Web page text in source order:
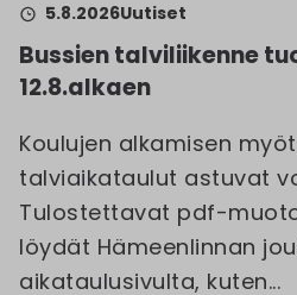
5.8.2026Uutiset
Bussien talviliikenne
12.8.alkaen
Koulujen alkamisen
talviaikataulut astuvat
Tulostettavat pdf-
löydät Hämeenlinnan
aikataulusivulta, kuten...